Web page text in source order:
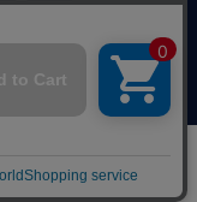
Instagram
reserved.